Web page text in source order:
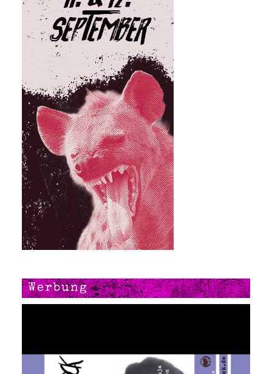
Werbung